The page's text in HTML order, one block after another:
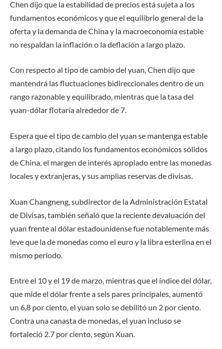
Chen dijo que la estabilidad de precios está sujeta a los
fundamentos económicos y que el equilibrio general de la
oferta y la demanda de China y la macroeconomía estable
no respaldan la inflación o la deflación a largo plazo.
Con respecto al tipo de cambio del yuan, Chen dijo que
mantendrá las fluctuaciones bidireccionales dentro de un
rango razonable y equilibrado, mientras que la tasa del
yuan-dólar flotaría alrededor de 7.
Espera que el tipo de cambio del yuan se mantenga estable
a largo plazo, citando los fundamentos económicos sólidos
de China, el margen de interés apropiado entre las monedas
locales y extranjeras, y sus amplias reservas de divisas.
Xuan Changneng, subdirector de la Administración Estatal
de Divisas, también señaló que la reciente devaluación del
yuan frente al dólar estadounidense fue notablemente más
leve que la de monedas como el euro y la libra esterlina en el
mismo período.
Entre el 10 y el 19 de marzo, mientras que el índice del dólar,
que mide el dólar frente a seis pares principales, aumentó
un 6,8 por ciento, el yuan solo se debilitó un 2 por ciento.
Contra una canasta de monedas, el yuan incluso se
fortaleció 2.7 por ciento, según Xuan.